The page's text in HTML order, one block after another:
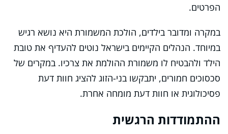
הפרטים.
במקרה ומדובר בילדים, הולכת המשמורת היא נושא רגיש
במיוחד. הנהלים הקיימים בישראל נוטים להעדיף את טובת
הילד ולהבטיח לו משמורת ההולמת את צרכיו. במקרים של
סכסוכים חמורים, יתבקשו בני-הזוג להציג חוות דעת
פסיכולוגית או חוות דעת מומחה אחרת.
ההתמודדות הרגשית